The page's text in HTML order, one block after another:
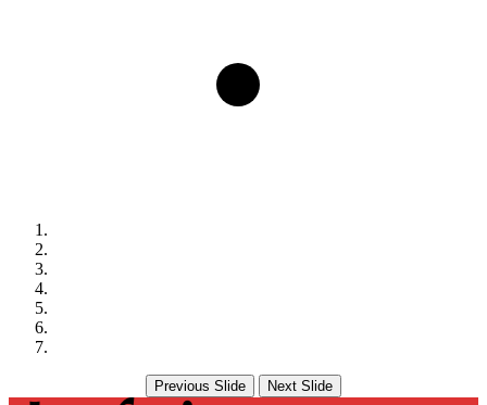
Previous Slide Next Slide